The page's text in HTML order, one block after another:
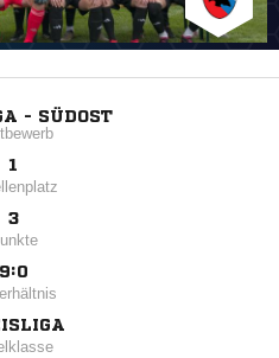
- SÜDOST
1
3
9:0